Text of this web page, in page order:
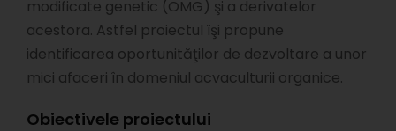
modificate genetic (OMG) şi a derivatelor
acestora. Astfel proiectul îşi propune
identificarea oportunităţilor de dezvoltare a unor
mici afaceri în domeniul acvaculturii organice.
Obiectivele proiectului